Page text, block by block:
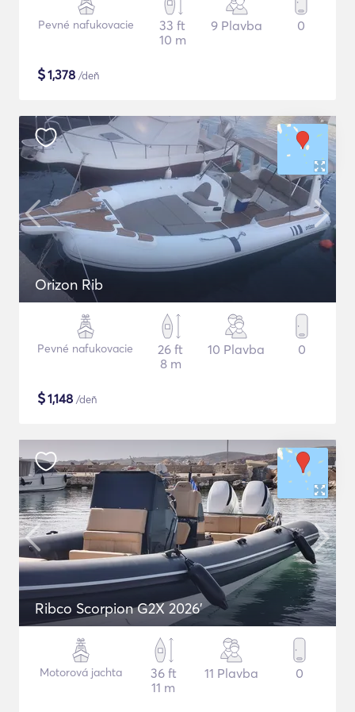
Pevné nafukovacie
33 ft
10 m
9 Plavba 0
$1,378 /deň
Orizon Rib
Pevné nafukovacie
26 ft
8 m
10 Plavba 0
$1,148 /deň
Ribco Scorpion G2X 2026'
Motorová jachta
36 ft
11 m
11 Plavba 0